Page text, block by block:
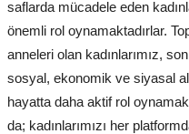
saflarda mücadele eden
önemli rol oynamaktadırlar.
anneleri olan kadınlarımız,
sosyal, ekonomik ve siyasal
hayatta daha aktif rol
da; kadınlarımızı her